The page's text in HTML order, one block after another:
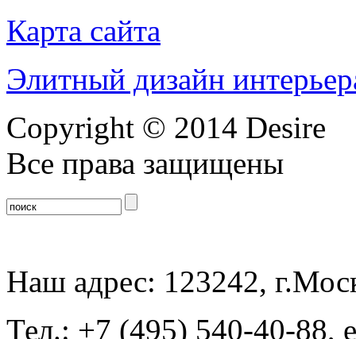
Карта сайта
Элитный дизайн
Copyright © 2014 Desire
Все права защищены
Наш адрес: 123242,
Тел.: +7 (495) 540-40-88,